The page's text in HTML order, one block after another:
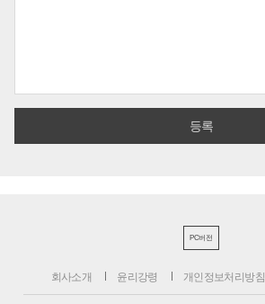
PC버전
회사소개 윤리강령 개인정보처리방침